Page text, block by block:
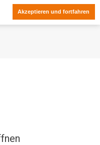
Akzeptieren und fortfahren